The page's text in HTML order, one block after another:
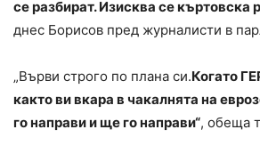
се разбират. Изисква се къртовска
днес Борисов пред журналисти в
„Върви строго по плана си.Когато
както ви вкара в чакалнята на
го направи и ще го направи“, обеща